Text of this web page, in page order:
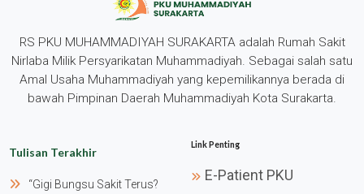
RS PKU MUHAMMADIYAH SURAKARTA adalah Rumah Sakit
Nirlaba Milik Persyarikatan Muhammadiyah. Sebagai salah satu
Amal Usaha Muhammadiyah yang kepemilikannya berada di
bawah Pimpinan Daerah Muhammadiyah Kota Surakarta.
Tulisan Terakhir
“gigi Bungsu Sakit Terus?
Link Penting
E-Patient PKU